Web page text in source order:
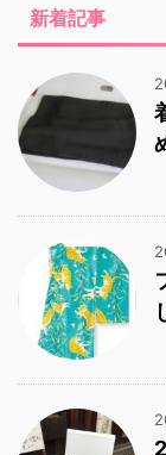
新着記事